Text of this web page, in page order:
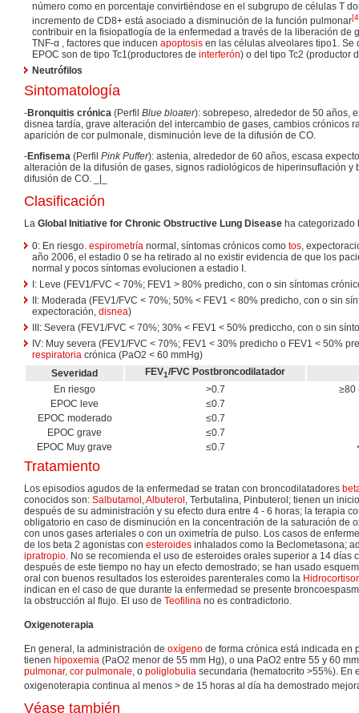
número como en porcentaje convirtiéndose en el subgrupo de células T
incremento de CD8+ está asociado a disminución de la función pulmonar[
contribuir en la fisiopatlogía de la enfermedad a través de la liberación de
TNF-α , factores que inducen apoptosis en las células alveolares tipo1. Se
EPOC son de tipo Tc1(productores de interferón) o del tipo Tc2 (productor
Neutrófilos
Sintomatología
-Bronquitis crónica (Perfil Blue bloater): sobrepeso, alrededor de 50 años,
disnea tardía, grave alteración del intercambio de gases, cambios crónicos
aparición de cor pulmonale, disminución leve de la difusión de CO.
-Enfisema (Perfil Pink Puffer): astenia, alrededor de 60 años, escasa
alteración de la difusión de gases, signos radiológicos de hiperinsuflación y
difusión de CO. _|_
Clasificación
La Global Initiative for Chronic Obstructive Lung Disease ha categorizado
0: En riesgo. espirometría normal, síntomas crónicos como tos,
año 2006, el estadio 0 se ha retirado al no existir evidencia de que los
normal y pocos síntomas evolucionen a estadio I.
I: Leve (FEV1/FVC < 70%; FEV1 > 80% predicho, con o sin síntomas
II: Moderada (FEV1/FVC < 70%; 50% < FEV1 < 80% predicho, con o sin
expectoración, disnea)
III: Severa (FEV1/FVC < 70%; 30% < FEV1 < 50% prediccho, con o sin
IV: Muy severa (FEV1/FVC < 70%; FEV1 < 30% predicho o FEV1 < 50%
respiratoria crónica (PaO2 < 60 mmHg)
Severidad
FEV1/FVC Postbroncodilatador
En riesgo
>0.7
≥80
EPOC leve
≤0.7
EPOC moderado
≤0.7
EPOC grave
≤0.7
EPOC Muy grave
≤0.7
Tratamiento
Los episodios agudos de la enfermedad se tratan con broncodilatadores
conocidos son: Salbutamol ,Albuterol , Terbutalina, Pinbuterol; tienen un
después de su administración y su efecto dura entre 4 - 6 horas; la terapia
obligatorio en caso de disminución en la concentración de la saturación de
con unos gases arteriales o con un oximetría de pulso. Los casos de
de los beta 2 agonistas con esteroides inhalados como la Beclometasona;
ipratropio. No se recomienda el uso de esteroides orales superior a 14 días
después de este tiempo no hay un efecto demostrado; se han usado
oral con buenos resultados los esteroides parenterales como la
indican en el caso de que durante la enfermedad se presente
la obstrucción al flujo. El uso de Teofilina no es contradictorio.
Oxigenoterapia
En general, la administración de oxígeno de forma crónica está indicada en
tienen hipoxemia (PaO2 menor de 55 mm Hg), o una PaO2 entre 55 y 60
pulmonar, cor pulmonale, o poliglobulia secundaria (hematocrito >55%). En
oxigenoterapia continua al menos > de 15 horas al día ha demostrado
Véase también